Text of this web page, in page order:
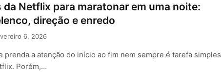
da Netflix para maratonar em uma noite:
direção e enredo
6, 2026
prenda a atenção do início ao fim nem sempre é tarefa simples
Porém,…